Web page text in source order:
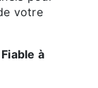
votre
à